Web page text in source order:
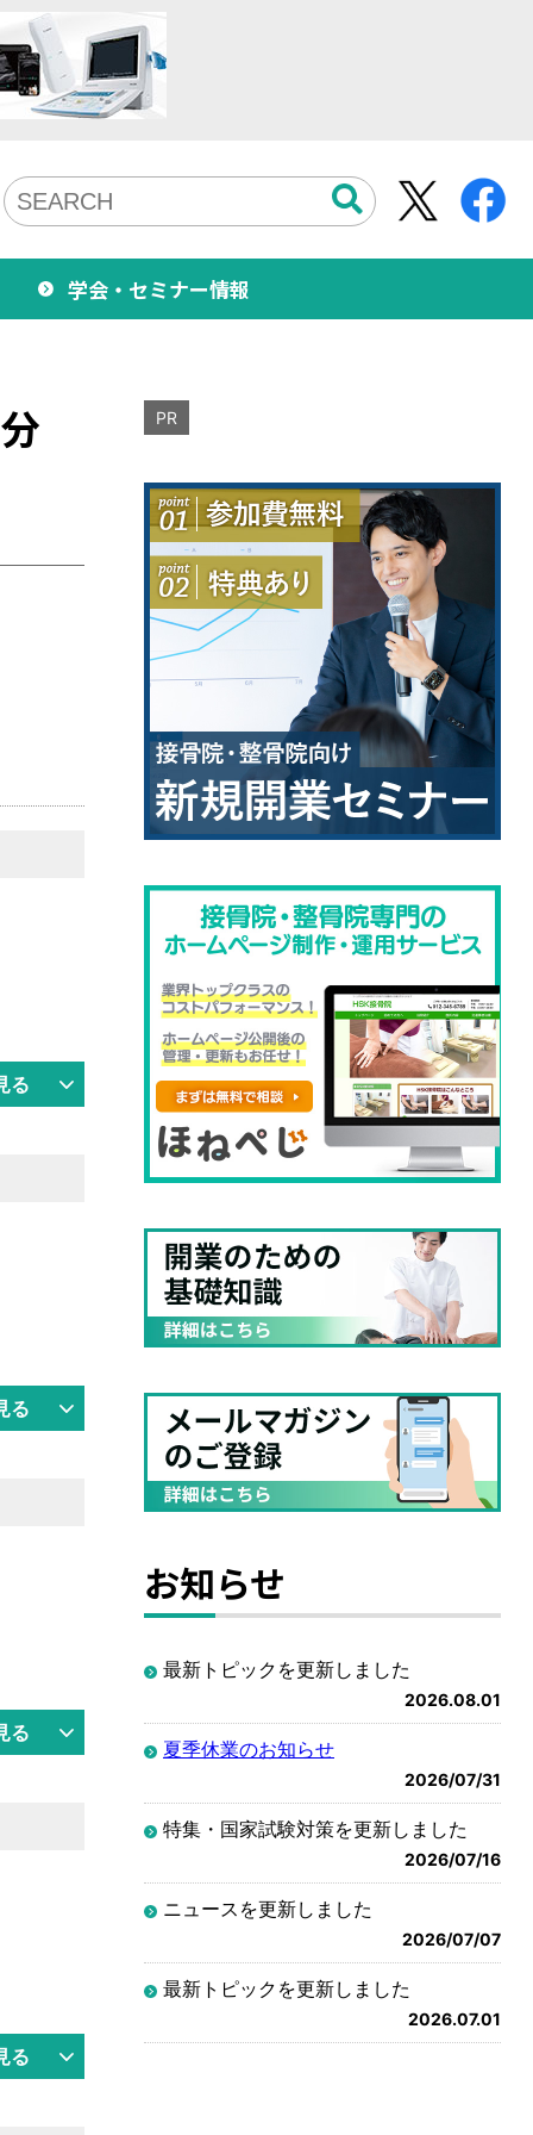
学会・セミナー情報
る
る
る
る
PR
お知らせ
最新トピックを更新しました
2026.08.01
夏季休業のお知らせ
2026/07/31
特集・国家試験対策を更新しました
2026/07/16
ニュースを更新しました
2026/07/07
最新トピックを更新しました
2026.07.01